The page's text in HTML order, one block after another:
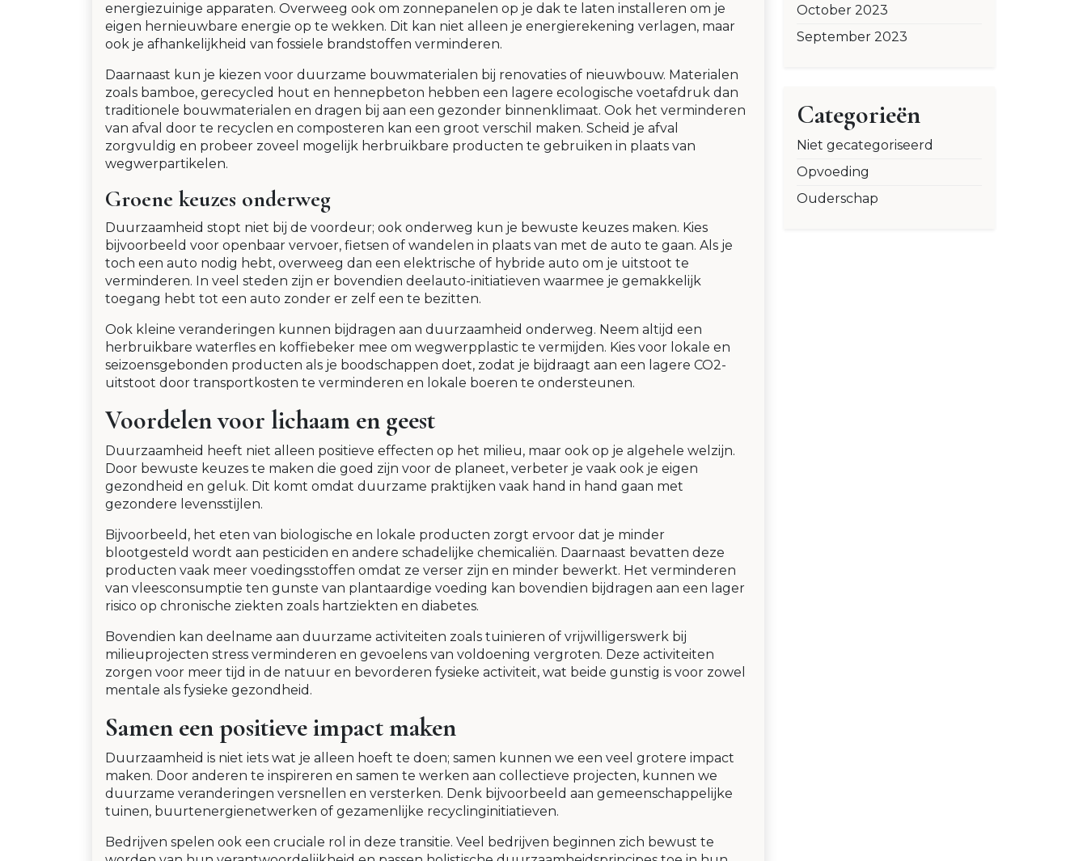
energiezuinige apparaten. Overweeg ook om zonnepanelen op je dak te laten installeren om je
eigen hernieuwbare energie op te wekken. Dit kan niet alleen je energierekening verlagen, maar
ook je afhankelijkheid van fossiele brandstoffen verminderen.
Daarnaast kun je kiezen voor duurzame bouwmaterialen bij renovaties of nieuwbouw. Materialen
zoals bamboe, gerecycled hout en hennepbeton hebben een lagere ecologische voetafdruk dan
traditionele bouwmaterialen en dragen bij aan een gezonder binnenklimaat. Ook het verminderen
van afval door te recyclen en composteren kan een groot verschil maken. Scheid je afval
zorgvuldig en probeer zoveel mogelijk herbruikbare producten te gebruiken in plaats van
wegwerpartikelen.
Groene keuzes onderweg
Duurzaamheid stopt niet bij de voordeur; ook onderweg kun je bewuste keuzes maken. Kies
bijvoorbeeld voor openbaar vervoer, fietsen of wandelen in plaats van met de auto te gaan. Als je
toch een auto nodig hebt, overweeg dan een elektrische of hybride auto om je uitstoot te
verminderen. In veel steden zijn er bovendien deelauto-initiatieven waarmee je gemakkelijk
toegang hebt tot een auto zonder er zelf een te bezitten.
Ook kleine veranderingen kunnen bijdragen aan duurzaamheid onderweg. Neem altijd een
herbruikbare waterfles en koffiebeker mee om wegwerpplastic te vermijden. Kies voor lokale en
seizoensgebonden producten als je boodschappen doet, zodat je bijdraagt aan een lagere CO2-
uitstoot door transportkosten te verminderen en lokale boeren te ondersteunen.
Voordelen voor lichaam en geest
Duurzaamheid heeft niet alleen positieve effecten op het milieu, maar ook op je algehele welzijn.
Door bewuste keuzes te maken die goed zijn voor de planeet, verbeter je vaak ook je eigen
gezondheid en geluk. Dit komt omdat duurzame praktijken vaak hand in hand gaan met
gezondere levensstijlen.
Bijvoorbeeld, het eten van biologische en lokale producten zorgt ervoor dat je minder
blootgesteld wordt aan pesticiden en andere schadelijke chemicaliën. Daarnaast bevatten deze
producten vaak meer voedingsstoffen omdat ze verser zijn en minder bewerkt. Het verminderen
van vleesconsumptie ten gunste van plantaardige voeding kan bovendien bijdragen aan een lager
risico op chronische ziekten zoals hartziekten en diabetes.
Bovendien kan deelname aan duurzame activiteiten zoals tuinieren of vrijwilligerswerk bij
milieuprojecten stress verminderen en gevoelens van voldoening vergroten. Deze activiteiten
zorgen voor meer tijd in de natuur en bevorderen fysieke activiteit, wat beide gunstig is voor zowel
mentale als fysieke gezondheid.
Samen een positieve impact maken
Duurzaamheid is niet iets wat je alleen hoeft te doen; samen kunnen we een veel grotere impact
maken. Door anderen te inspireren en samen te werken aan collectieve projecten, kunnen we
duurzame veranderingen versnellen en versterken. Denk bijvoorbeeld aan gemeenschappelijke
tuinen, buurtenergienetwerken of gezamenlijke recyclinginitiatieven.
Bedrijven spelen ook een cruciale rol in deze transitie. Veel bedrijven beginnen zich bewust te
October 2023
September 2023
Categorieën
Niet gecategoriseerd
Opvoeding
Ouderschap